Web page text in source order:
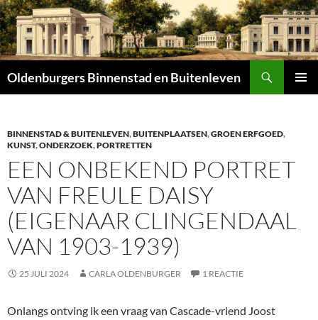
Oldenburgers Binnenstad en Buitenleven
BINNENSTAD & BUITENLEVEN,BUITENPLAATSEN,GROEN ERFGOED,
KUNST,ONDERZOEK,PORTRETTEN
EEN ONBEKEND PORTRET
VAN FREULE DAISY
(EIGENAAR CLINGENDAAL
VAN 1903-1939)
25 JULI 2024 CARLA OLDENBURGER 1 REACTIE
Onlangs ontving ik een vraag van Cascade-vriend Joost